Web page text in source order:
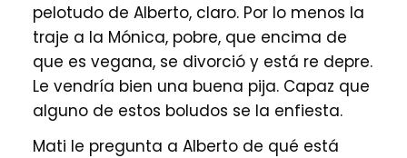
pelotudo de Alberto, claro. Por lo menos la
traje a la Mónica, pobre, que encima de
que es vegana, se divorció y está re depre.
Le vendría bien una buena pija. Capaz que
alguno de estos boludos se la enfiesta.
Mati le pregunta a Alberto de qué está